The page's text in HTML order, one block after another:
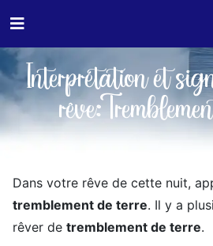
Interprétation et
Dans votre rêve de cette nuit,
tremblement de terre. Il y a
rêver de tremblement de terre.